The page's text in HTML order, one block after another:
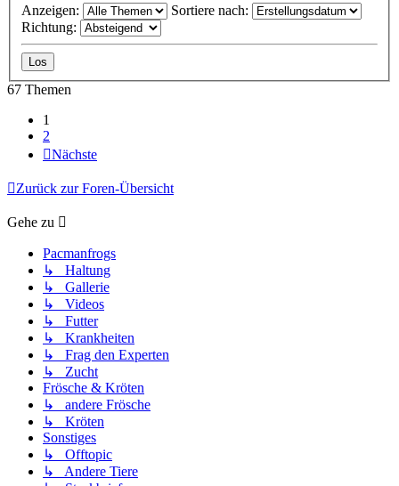
Anzeigen:
Sortiere nach:
Richtung:
67 Themen
1
2
Nächste
Zurück zur Foren-Übersicht
Gehe zu
Pacmanfrogs
↳ Haltung
↳ Gallerie
↳ Videos
↳ Futter
↳ Krankheiten
↳ Frag den Experten
↳ Zucht
Frösche & Kröten
↳ andere Frösche
↳ Kröten
Sonstiges
↳ Offtopic
↳ Andere Tiere